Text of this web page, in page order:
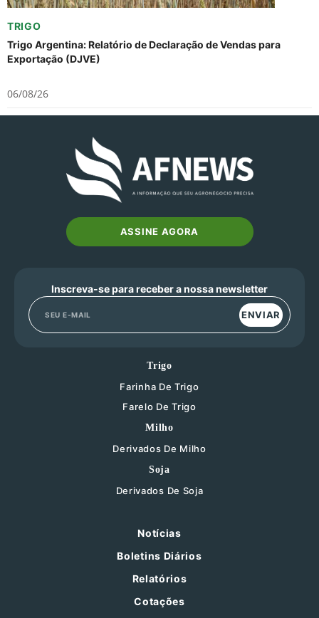
TRIGO
Trigo Argentina: Relatório de Declaração de Vendas para
Exportação (DJVE)
06/08/26
ASSINE AGORA
Inscreva-se para receber a nossa newsletter
ENVIAR
Trigo
Farinha De Trigo
Farelo De Trigo
Milho
Derivados De Milho
Soja
Derivados De Soja
Notícias
Boletins Diários
Relatórios
Cotações